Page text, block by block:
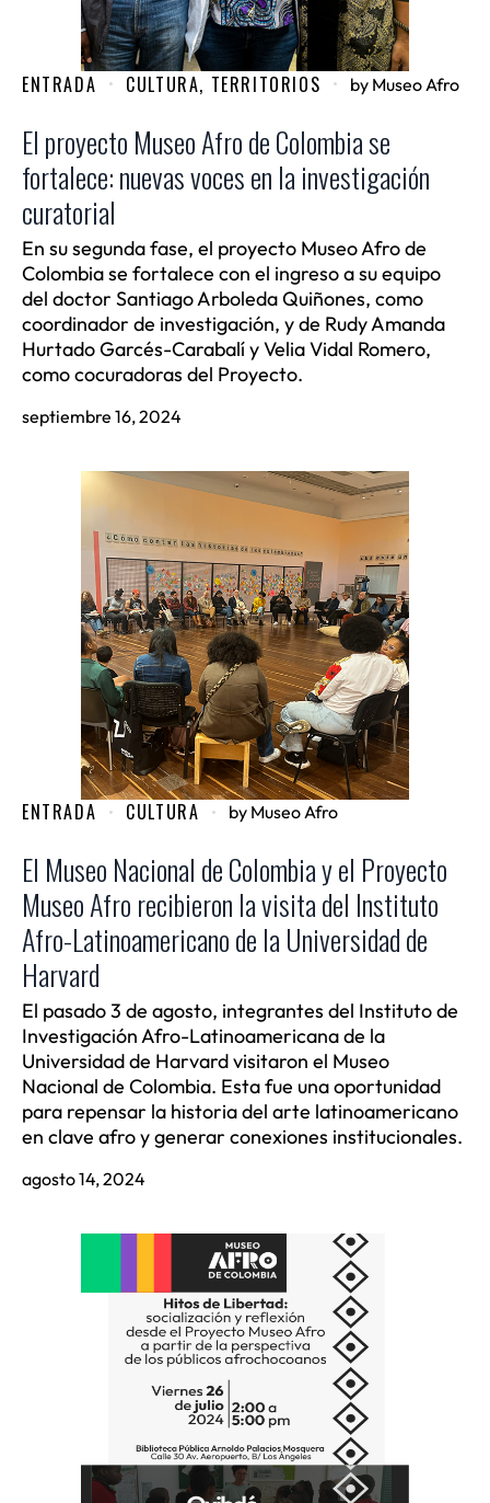
ENTRADA CULTURA, TERRITORIOS by Museo Afro
El proyecto Museo Afro de Colombia se
fortalece: nuevas voces en la investigación
curatorial
En su segunda fase, el proyecto Museo Afro de
Colombia se fortalece con el ingreso a su equipo
del doctor Santiago Arboleda Quiñones, como
coordinador de investigación, y de Rudy Amanda
Hurtado Garcés-Carabalí y Velia Vidal Romero,
como cocuradoras del Proyecto.
septiembre 16, 2024
ENTRADA CULTURA by Museo Afro
El Museo Nacional de Colombia y el Proyecto
Museo Afro recibieron la visita del Instituto
Afro-Latinoamericano de la Universidad de
Harvard
El pasado 3 de agosto, integrantes del Instituto de
Investigación Afro-Latinoamericana de la
Universidad de Harvard visitaron el Museo
Nacional de Colombia. Esta fue una oportunidad
para repensar la historia del arte latinoamericano
en clave afro y generar conexiones institucionales.
agosto 14, 2024